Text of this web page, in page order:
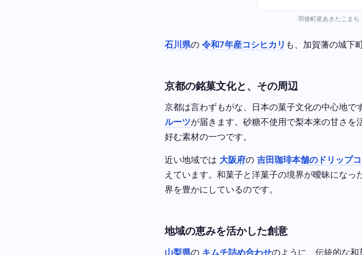
羽後町産あきたこま
石川県の令和7年産コシヒカリ も、加賀藩の城下
京都の銘菓文化と、その周辺
京都は言わずもがな、日本の菓子文化の中心地で
ルーツが届きます。砂糖不使用で梨本来の甘さ
好む素材の一つです。
近い地域では 大阪府の吉田珈琲本舗のドリップ
えています。和菓子と洋菓子の境界が曖昧にな
界を豊かにしているのです。
地域の恵みを活かした創意
山梨県の キムチ詰め合わせのように、伝統的な